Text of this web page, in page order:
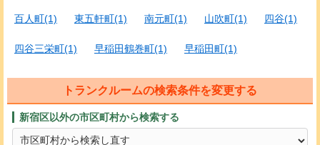
百人町(1) 東五軒町(1) 南元町(1) 山吹町(1) 四谷(1)
四谷三栄町(1) 早稲田鶴巻町(1) 早稲田町(1)
トランクルームの検索条件を変更する
新宿区以外の市区町村から検索する